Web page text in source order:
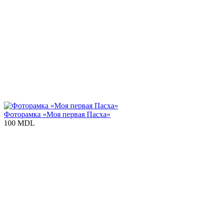
Фоторамка «Моя первая Пасха»
100 MDL